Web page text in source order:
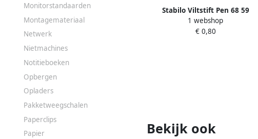
Monitorstandaarden
Montagemateriaal
Netwerk
Nietmachines
Notitieboeken
Opbergen
Opladers
Pakketweegschalen
Paperclips
Papier
Stabilo Viltstift Pen 68 59
medium licht lila
1 webshop
€ 0,80
Bekijk ook